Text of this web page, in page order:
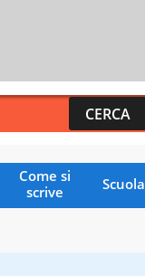
Come si
scrive
Scuola